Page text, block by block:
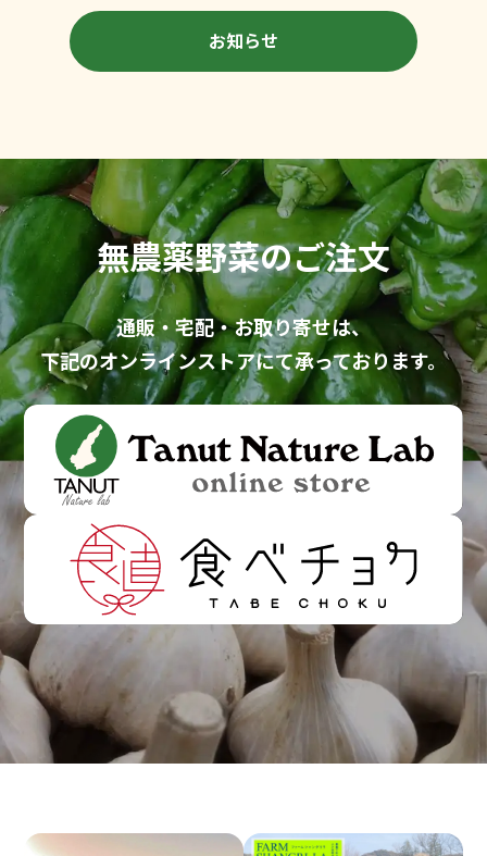
お知らせ
無農薬野菜のご注文
通販・宅配・お取り寄せは、
下記のオンラインストアにて承っております。